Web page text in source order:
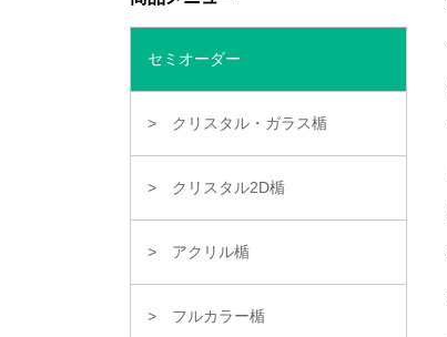
セミオーダー
クリスタル・ガラス楯
クリスタル2D楯
アクリル楯
フルカラー楯